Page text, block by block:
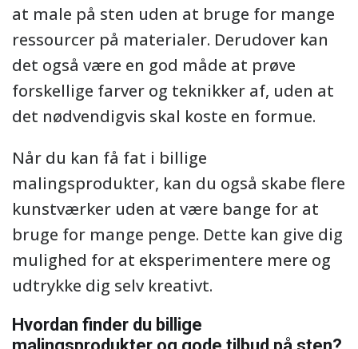
at male på sten uden at bruge for mange
ressourcer på materialer. Derudover kan
det også være en god måde at prøve
forskellige farver og teknikker af, uden at
det nødvendigvis skal koste en formue.
Når du kan få fat i billige
malingsprodukter, kan du også skabe flere
kunstværker uden at være bange for at
bruge for mange penge. Dette kan give dig
mulighed for at eksperimentere mere og
udtrykke dig selv kreativt.
Hvordan finder du billige